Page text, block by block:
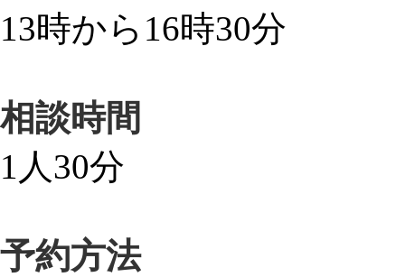
13時から16時30分
相談時間
1人30分
予約方法